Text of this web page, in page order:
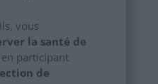
vous
la santé de
participant
de